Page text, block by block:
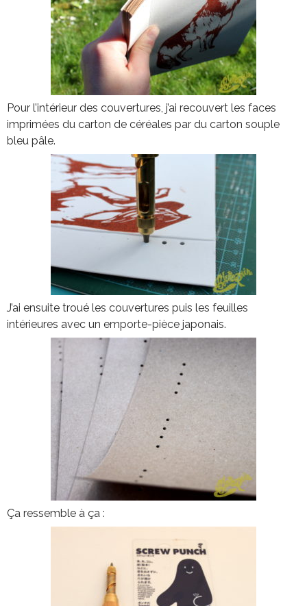
Pour l’intérieur des couvertures, j’ai recouvert les faces
imprimées du carton de céréales par du carton souple
bleu pâle.
J’ai ensuite troué les couvertures puis les feuilles
intérieures avec un emporte-pièce japonais.
Ça ressemble à ça :